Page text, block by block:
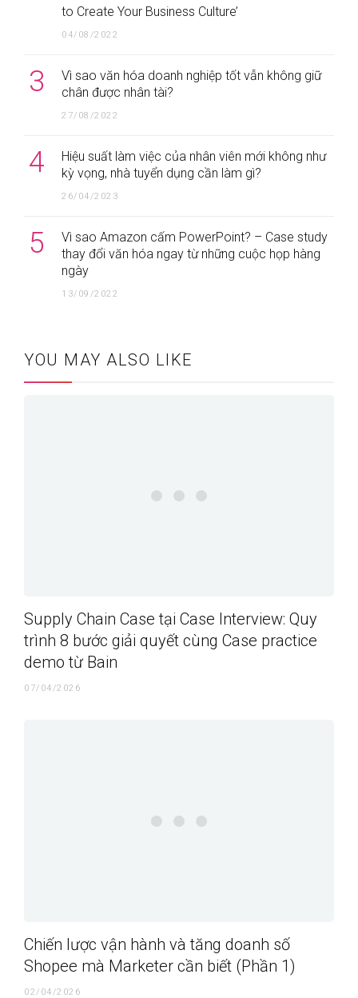
to Create Your Business Culture’
04/08/2022
3
Vì sao văn hóa doanh nghiệp tốt vẫn không giữ
chân được nhân tài?
27/08/2022
4
Hiệu suất làm việc của nhân viên mới không như
kỳ vọng, nhà tuyển dụng cần làm gì?
26/04/2023
5
Vì sao Amazon cấm PowerPoint? – Case study
thay đổi văn hóa ngay từ những cuộc họp hàng
ngày
13/09/2022
YOU MAY ALSO LIKE
Supply Chain Case tại Case Interview: Quy
trình 8 bước giải quyết cùng Case practice
demo từ Bain
07/04/2026
Chiến lược vận hành và tăng doanh số
Shopee mà Marketer cần biết (Phần 1)
02/04/2026